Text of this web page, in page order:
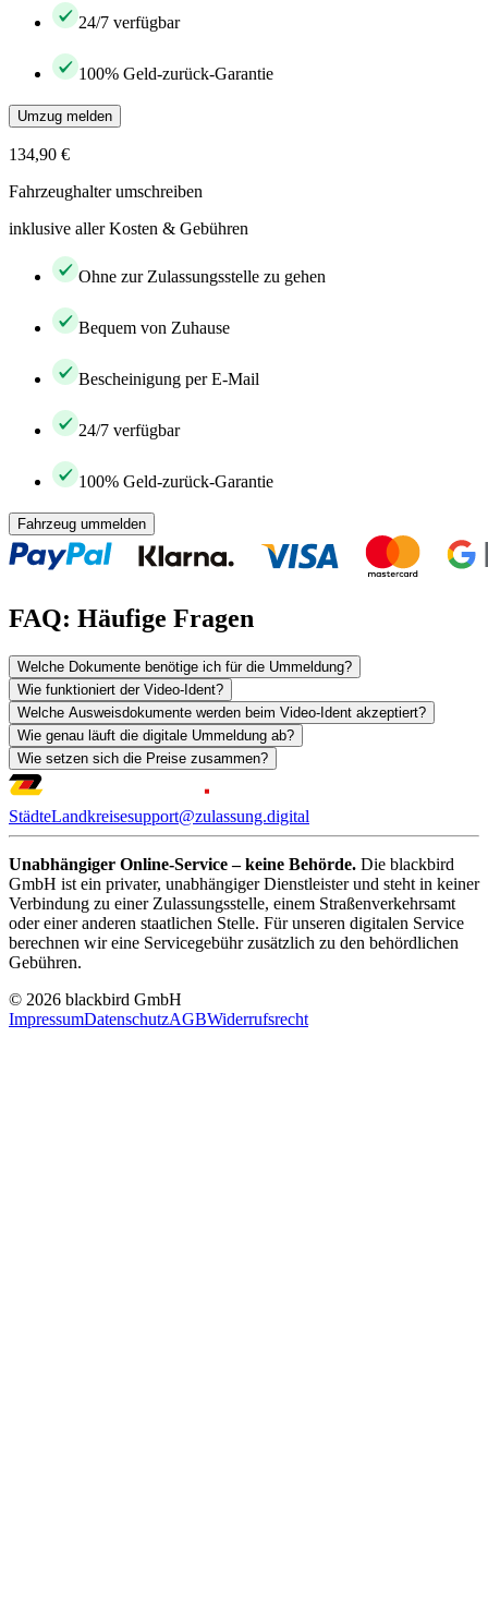
24/7 verfügbar
100% Geld-zurück-Garantie
Umzug melden
134,90 €
Fahrzeughalter umschreiben
inklusive aller Kosten & Gebühren
Ohne zur Zulassungsstelle zu gehen
Bequem von Zuhause
Bescheinigung per E-Mail
24/7 verfügbar
100% Geld-zurück-Garantie
Fahrzeug ummelden
FAQ: Häufige Fragen
Welche Dokumente benötige ich für die Ummeldung?
Wie funktioniert der Video-Ident?
Welche Ausweisdokumente werden beim Video-Ident akzeptiert?
Wie genau läuft die digitale Ummeldung ab?
Wie setzen sich die Preise zusammen?
StädteLandkreisesupport@zulassung.digital
Unabhängiger Online-Service – keine Behörde. Die blackbird
GmbH ist ein privater, unabhängiger Dienstleister und steht in keiner
Verbindung zu einer Zulassungsstelle, einem Straßenverkehrsamt
oder einer anderen staatlichen Stelle. Für unseren digitalen Service
berechnen wir eine Servicegebühr zusätzlich zu den behördlichen
Gebühren.
© 2026 blackbird GmbH
ImpressumDatenschutzAGBWiderrufsrecht